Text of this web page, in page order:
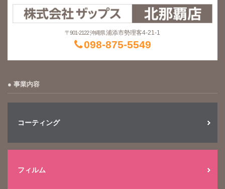
〒901-2122 沖縄県浦添市勢理客4-21-1
098-875-5549
事業内容
コーティング
フィルム